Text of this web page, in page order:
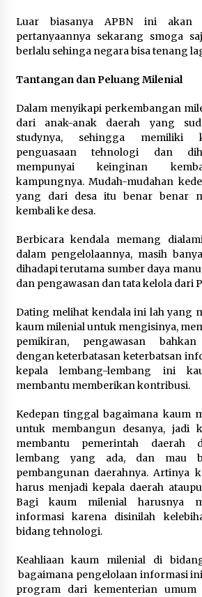
Luar biasanya APBN ini akan
pertanyaannya sekarang smoga
berlalu sehinga negara bisa tenang
Tantangan dan Peluang Milenial
Dalam menyikapi perkembangan
dari anak-anak daerah yang
studynya, sehingga memiliki
penguasaan tehnologi dan
mempunyai keinginan
kampungnya. Mudah-mudahan
yang dari desa itu benar benar
kembali ke desa.
Berbicara kendala memang
dalam pengelolaannya, masih
dihadapi terutama sumber daya
dan pengawasan dan tata kelola dari
Dating melihat kendala ini lah yang
kaum milenial untuk mengisinya,
pemikiran, pengawasan
dengan keterbatasan keterbatsan
kepala lembang-lembang ini
membantu memberikan kontribusi.
Kedepan tinggal bagaimana kaum
untuk membangun desanya, jadi
membantu pemerintah daerah
lembang yang ada, dan mau
pembangunan daerahnya. Artinya
harus menjadi kepala daerah
Bagi kaum milenial harusnya
informasi karena disinilah
bidang tehnologi.
Keahliaan kaum milenial di
bagaimana pengelolaan informasi
program dari kementerian umum